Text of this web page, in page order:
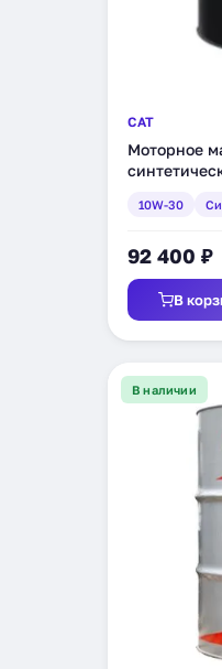
CAT
Моторное
10W-30
92 400 ₽
В
В наличии